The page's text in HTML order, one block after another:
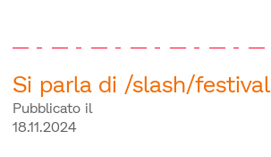
Si parla di /slash/festival
Pubblicato il
18.11.2024